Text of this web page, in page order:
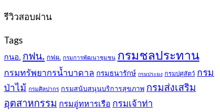
รีวิวสอบผ่าน
Tags
กนอ. กฟน. กฟผ. กรมการพัฒนาชุมชน กรมชลประทาน
กรมทรัพยากรน้ำบาดาล กรมธนารักษ์ กรมประมง กรมปศุสัตว์ กรม
ป่าไม้ กรมศิลปากร กรมสนับสนุนบริการสุขภาพ กรมส่งเสริม
อุตสาหกรรม กรมอู่ทหารเรือ กรมเจ้าท่า